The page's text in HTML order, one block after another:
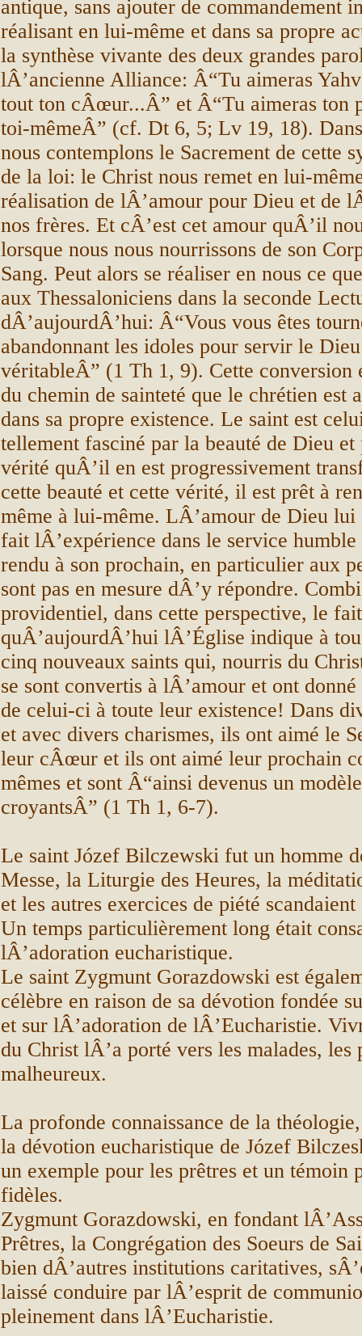
antique, sans ajouter de commandement
réalisant en lui-même et dans sa propre
la synthèse vivante des deux grandes
lÂ’ancienne Alliance: Â“Tu aimeras
tout ton cÂœur...Â” et Â“Tu aimeras ton
toi-mêmeÂ” (cf. Dt 6, 5; Lv 19, 18).
nous contemplons le Sacrement de cette
de la loi: le Christ nous remet en lui-
réalisation de lÂ’amour pour Dieu et de
nos frères. Et cÂ’est cet amour quÂ’il
lorsque nous nous nourrissons de son
Sang. Peut alors se réaliser en nous ce
aux Thessaloniciens dans la seconde
dÂ’aujourdÂ’hui: Â“Vous vous êtes
abandonnant les idoles pour servir le
véritableÂ” (1 Th 1, 9). Cette conversion
du chemin de sainteté que le chrétien est
dans sa propre existence. Le saint est
tellement fasciné par la beauté de Dieu et
vérité quÂ’il en est progressivement
cette beauté et cette vérité, il est prêt à
même à lui-même. LÂ’amour de Dieu
fait lÂ’expérience dans le service humble
rendu à son prochain, en particulier aux
sont pas en mesure dÂ’y répondre.
providentiel, dans cette perspective, le fait
quÂ’aujourdÂ’hui lÂ’Église indique à
cinq nouveaux saints qui, nourris du
se sont convertis à lÂ’amour et ont
de celui-ci à toute leur existence! Dans
et avec divers charismes, ils ont aimé le
leur cÂœur et ils ont aimé leur prochain
mêmes et sont Â“ainsi devenus un
croyantsÂ” (1 Th 1, 6-7).
Le saint Józef Bilczewski fut un homme
Messe, la Liturgie des Heures, la
et les autres exercices de piété scandaient
Un temps particulièrement long était
lÂ’adoration eucharistique.
Le saint Zygmunt Gorazdowski est
célèbre en raison de sa dévotion fondée
et sur lÂ’adoration de lÂ’Eucharistie.
du Christ lÂ’a porté vers les malades, les
malheureux.
La profonde connaissance de la
la dévotion eucharistique de Józef
un exemple pour les prêtres et un témoin
fidèles.
Zygmunt Gorazdowski, en fondant
Prêtres, la Congrégation des Soeurs de
bien dÂ’autres institutions caritatives,
laissé conduire par lÂ’esprit de
pleinement dans lÂ’Eucharistie.